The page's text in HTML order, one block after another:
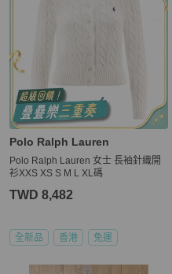
Polo Ralph Lauren
Polo Ralph Lauren 女士 長袖針織開
衫XXS XS S M L XL碼
TWD 8,482
全新品 香港 免運